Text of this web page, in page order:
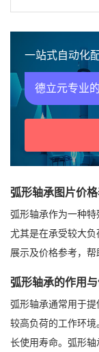
一站式自动化
德立元专业
弧形轴承图片价
弧形轴承作为一种特
尤其是在承受较大
展示及价格参考，帮
弧形轴承的作用
弧形轴承通常用于
较高负荷的工作环
长使用寿命。弧形轴